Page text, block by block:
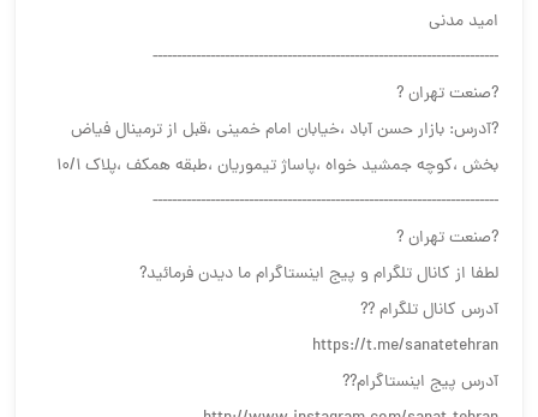
امید مدنی
------------------------------------------------------------------------
?صنعت تهران ?
?آدرس: بازار حسن آباد ،خیابان امام خمینی ،قبل از ترمینال فیاض
بخش ،کوچه جمشید خواه ،پاساژ تیموریان ،طبقه همکف ،پلاک ۱۰/۱
------------------------------------------------------------------------
?صنعت تهران ?
لطفا از کانال تلگرام و پیج اینستاگرام ما دیدن فرمائید?
آدرس کانال تلگرام ??
https://t.me/sanatetehran
آدرس پیج اینستاگرام??